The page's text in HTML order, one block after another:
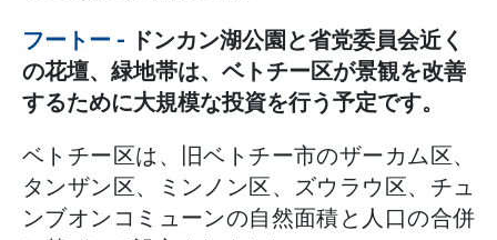
フートー - ドンカン湖公園と省党委員会近く
の花壇、緑地帯は、ベトチー区が景観を改善
するために大規模な投資を行う予定です。
ベトチー区は、旧ベトチー市のザーカム区、
タンザン区、ミンノン区、ズウラウ区、チュ
ンブオンコミューンの自然面積と人口の合併